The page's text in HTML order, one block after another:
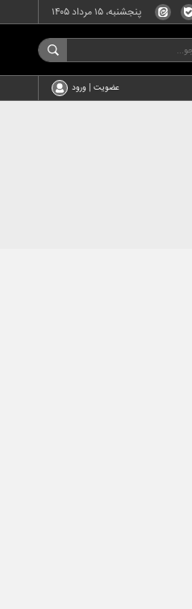
پنجشنبه، ۱۵ مرداد ۱۴۰۵
عضویت | ورود